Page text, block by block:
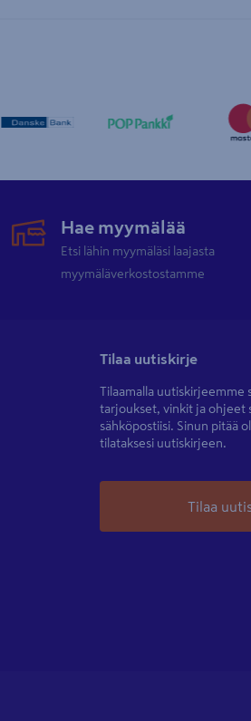
Hae myymälää
Etsi lähin myymäläsi laajasta
myymäläverkostostamme
Tilaa uutiskirje
Tilaamalla uutiskirjeemme
tarjoukset, vinkit ja ohjeet
sähköpostiisi. Sinun pitää
tilataksesi uutiskirjeen.
Tilaa